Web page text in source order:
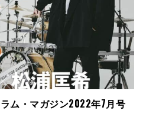
ム・マガジン2022年7月号